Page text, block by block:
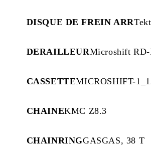
DISQUE DE FREIN ARR
DERAILLEURMicroshift RD-
CASSETTEMICROSHIFT-
CHAINEKMC Z8.3
CHAINRINGGASGAS, 38 T